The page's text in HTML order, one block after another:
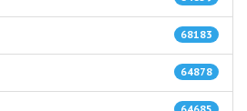
68183
64878